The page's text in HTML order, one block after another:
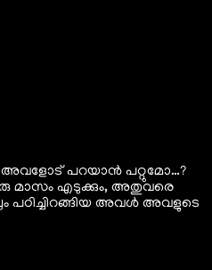
പറയാൻ പറ്റുമോ…?
മാസം എടുക്കും, അതുവരെ
അവൾ അവളുടെ